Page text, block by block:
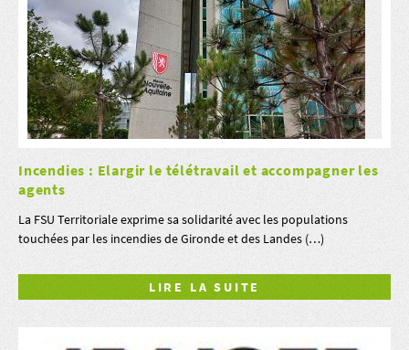
Incendies : Elargir le télétravail et accompagner les
agents
La FSU Territoriale exprime sa solidarité avec les populations
touchées par les incendies de Gironde et des Landes (…)
LIRE LA SUITE